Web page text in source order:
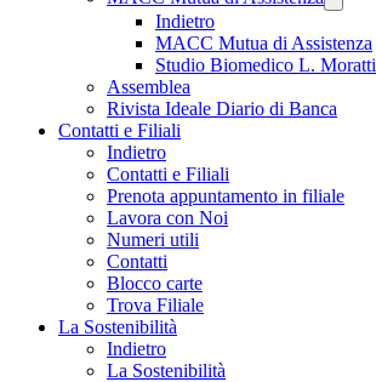
Indietro
MACC Mutua di Assistenza
Studio Biomedico L. Moratti
Assemblea
Rivista Ideale Diario di Banca
Contatti e Filiali
Indietro
Contatti e Filiali
Prenota appuntamento in filiale
Lavora con Noi
Numeri utili
Contatti
Blocco carte
Trova Filiale
La Sostenibilità
Indietro
La Sostenibilità